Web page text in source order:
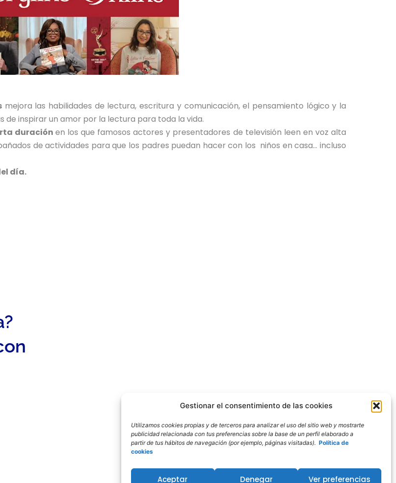
Gestionar el consentimiento de las cookies
Utilizamos cookies propias y de terceros para analizar el uso del sitio web y mostrarte
publicidad relacionada con tus preferencias sobre la base de un perfil elaborado a
partir de tus hábitos de navegación (por ejemplo, páginas visitadas). Política de
cookies
Aceptar Denegar Ver preferencias
mejora las habilidades de lectura, escritura y comunicación, el pensamiento lógico y la
inspirar un amor por la lectura para toda la vida.
duración en los que famosos actores y presentadores de televisión leen en voz alta
de actividades para que los padres puedan hacer con los niños en casa… incluso
día.